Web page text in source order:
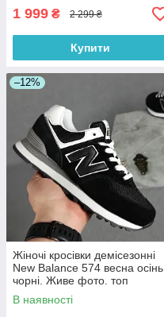
1 999 ₴ 2 299 ₴
Купити
–12%
Жіночі кросівки демісезонні
New Balance 574 весна осінь
чорні. Живе фото. топ
В наявності